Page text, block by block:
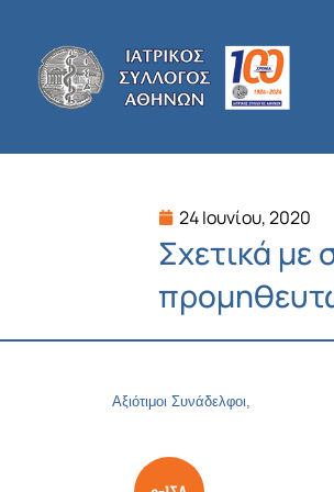
περιεχόμενο
24 Ιουνίου, 2020
Σχετικά με
Αξιότιμοι Συνάδελφοι,